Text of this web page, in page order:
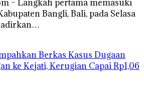
– Langkah pertama memasuki
Bangli, Bali, pada Selasa
Berkas Kasus Dugaan
ke Kejati, Kerugian Capai Rp1,06